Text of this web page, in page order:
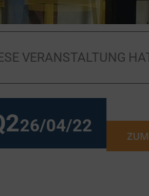
VERANSTALTUNG
26/04/22